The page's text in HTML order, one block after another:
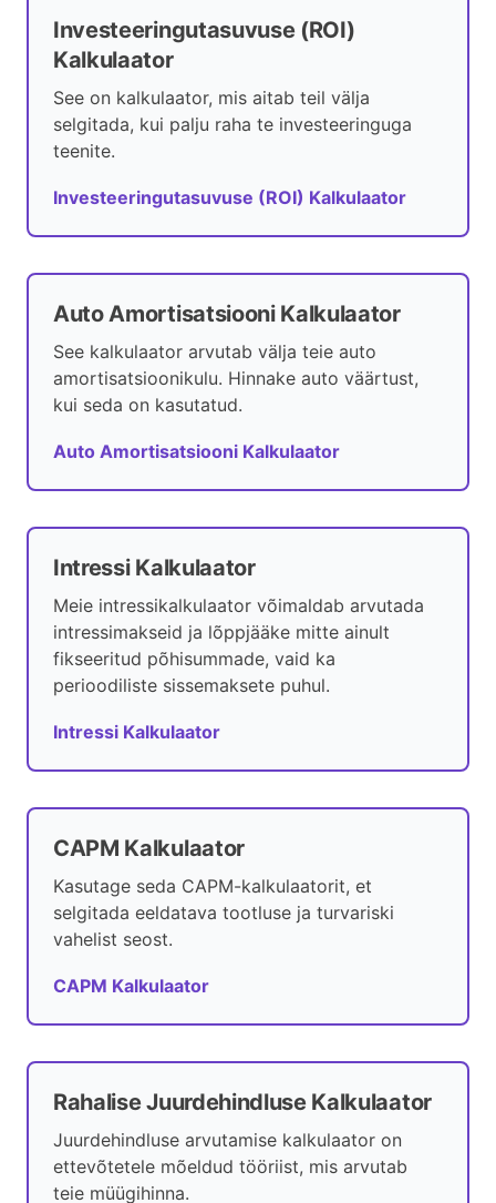
Investeeringutasuvuse (ROI)
Kalkulaator
See on kalkulaator, mis aitab teil välja
selgitada, kui palju raha te investeeringuga
teenite.
Investeeringutasuvuse (ROI) Kalkulaator
Auto Amortisatsiooni Kalkulaator
See kalkulaator arvutab välja teie auto
amortisatsioonikulu. Hinnake auto väärtust,
kui seda on kasutatud.
Auto Amortisatsiooni Kalkulaator
Intressi Kalkulaator
Meie intressikalkulaator võimaldab arvutada
intressimakseid ja lõppjääke mitte ainult
fikseeritud põhisummade, vaid ka
perioodiliste sissemaksete puhul.
Intressi Kalkulaator
CAPM Kalkulaator
Kasutage seda CAPM-kalkulaatorit, et
selgitada eeldatava tootluse ja turvariski
vahelist seost.
CAPM Kalkulaator
Rahalise Juurdehindluse Kalkulaator
Juurdehindluse arvutamise kalkulaator on
ettevõtetele mõeldud tööriist, mis arvutab
teie müügihinna.